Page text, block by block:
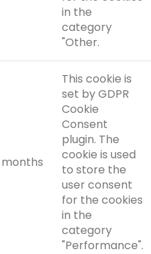
in the
category
"Other.
months
This cookie is
set by GDPR
Cookie
Consent
plugin. The
cookie is used
to store the
user consent
for the cookies
in the
category
"Performance".